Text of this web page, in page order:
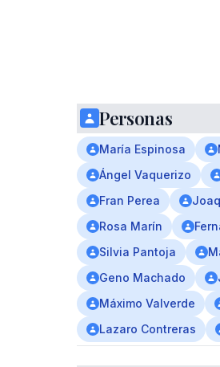
Personas
María Espinosa
Ángel Vaquerizo
Fran Perea
Rosa Marín
Silvia Pantoja
Geno Machado
Máximo Valverde
Lazaro Contreras